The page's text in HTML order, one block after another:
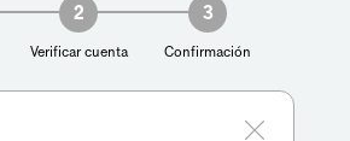
2
Verificar cuenta
3
Confirmación